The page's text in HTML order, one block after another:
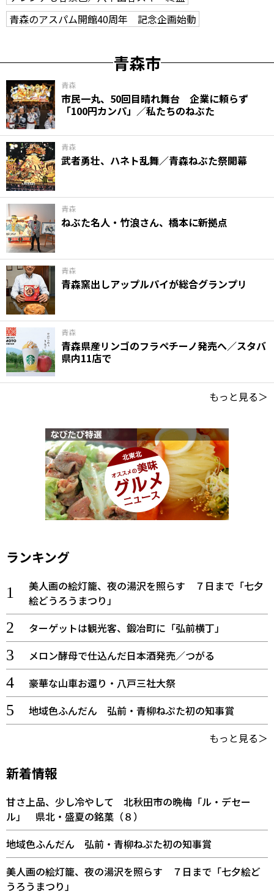
青森のアスパム開館40周年 記念企画始動
青森市
青森
市民一丸、50回目晴れ舞台 企業に頼らず
「100円カンパ」／私たちのねぶた
青森
武者勇壮、ハネト乱舞／青森ねぶた祭開幕
青森
ねぶた名人・竹浪さん、橋本に新拠点
青森
青森窯出しアップルパイが総合グランプリ
青森
青森県産リンゴのフラペチーノ発売へ／スタバ
県内11店で
もっと見る＞
ランキング
美人画の絵灯籠、夜の湯沢を照らす ７日まで「七夕
絵どうろうまつり」
ターゲットは観光客、鍛冶町に「弘前横丁」
メロン酵母で仕込んだ日本酒発売／つがる
豪華な山車お還り・八戸三社大祭
地域色ふんだん 弘前・青柳ねぷた初の知事賞
もっと見る＞
新着情報
甘さ上品、少し冷やして 北秋田市の晩梅「ル・デセー
ル」 県北・盛夏の銘菓（８）
地域色ふんだん 弘前・青柳ねぷた初の知事賞
美人画の絵灯籠、夜の湯沢を照らす ７日まで「七夕絵ど
うろうまつり」